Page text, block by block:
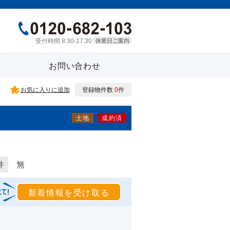
受付時間 8:30-17:30 休業日ご案内
お問い合わせ
お気に入りに追加 登録物件数 0件
土地 成約済
無
新着情報を受け取る